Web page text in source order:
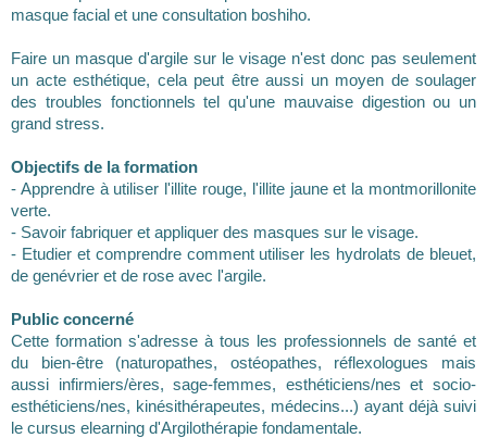
masque facial et une consultation boshiho.
Faire un masque d'argile sur le visage n'est donc pas seulement
un acte esthétique, cela peut être aussi un moyen de soulager
des troubles fonctionnels tel qu'une mauvaise digestion ou un
grand stress.
Objectifs de la formation
- Apprendre à utiliser l'illite rouge, l'illite jaune et la montmorillonite
verte.
- Savoir fabriquer et appliquer des masques sur le visage.
- Etudier et comprendre comment utiliser les hydrolats de bleuet,
de genévrier et de rose avec l'argile.
Public concerné
Cette formation s'adresse à tous les professionnels de santé et
du bien-être (naturopathes, ostéopathes, réflexologues mais
aussi infirmiers/ères, sage-femmes, esthéticiens/nes et socio-
esthéticiens/nes, kinésithérapeutes, médecins...) ayant déjà suivi
le cursus elearning d'Argilothérapie fondamentale.